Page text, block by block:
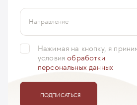
Направление
Нажимая на кнопку, я
условияобработки
персональных данных
ПОДПИСАТЬСЯ